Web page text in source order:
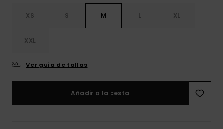
XS S M L XL
XXL
Ver guía de tallas
Añadir a la cesta